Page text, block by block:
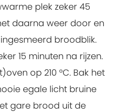
plek zeker 45
daarna weer door en
broodblik.
15 minuten na rijzen.
op 210 °C. Bak het
egale licht bruine
gare brood uit de